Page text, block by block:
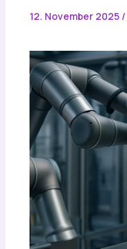
12. November 2025 /